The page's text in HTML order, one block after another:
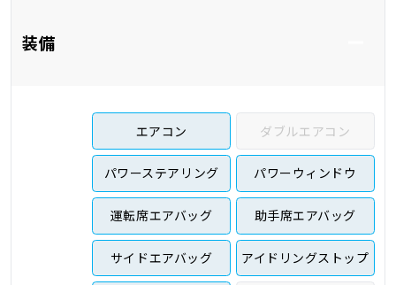
装備
エアコン ダブルエアコン
パワーステアリング パワーウィンドウ
運転席エアバッグ 助手席エアバッグ
サイドエアバッグ アイドリングストップ